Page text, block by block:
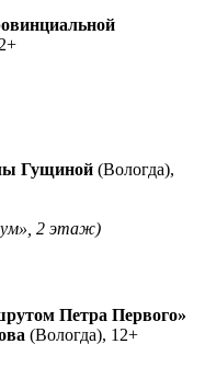
Гущиной (Вологда),
2 этаж)
Петра Первого»
(Вологда), 12+